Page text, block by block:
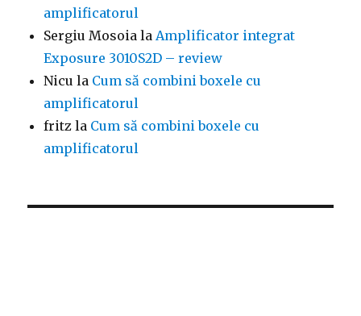
amplificatorul
Sergiu Mosoia laAmplificator integrat
Exposure 3010S2D – review
Nicu la Cum să combini boxele cu
amplificatorul
fritz la Cum să combini boxele cu
amplificatorul